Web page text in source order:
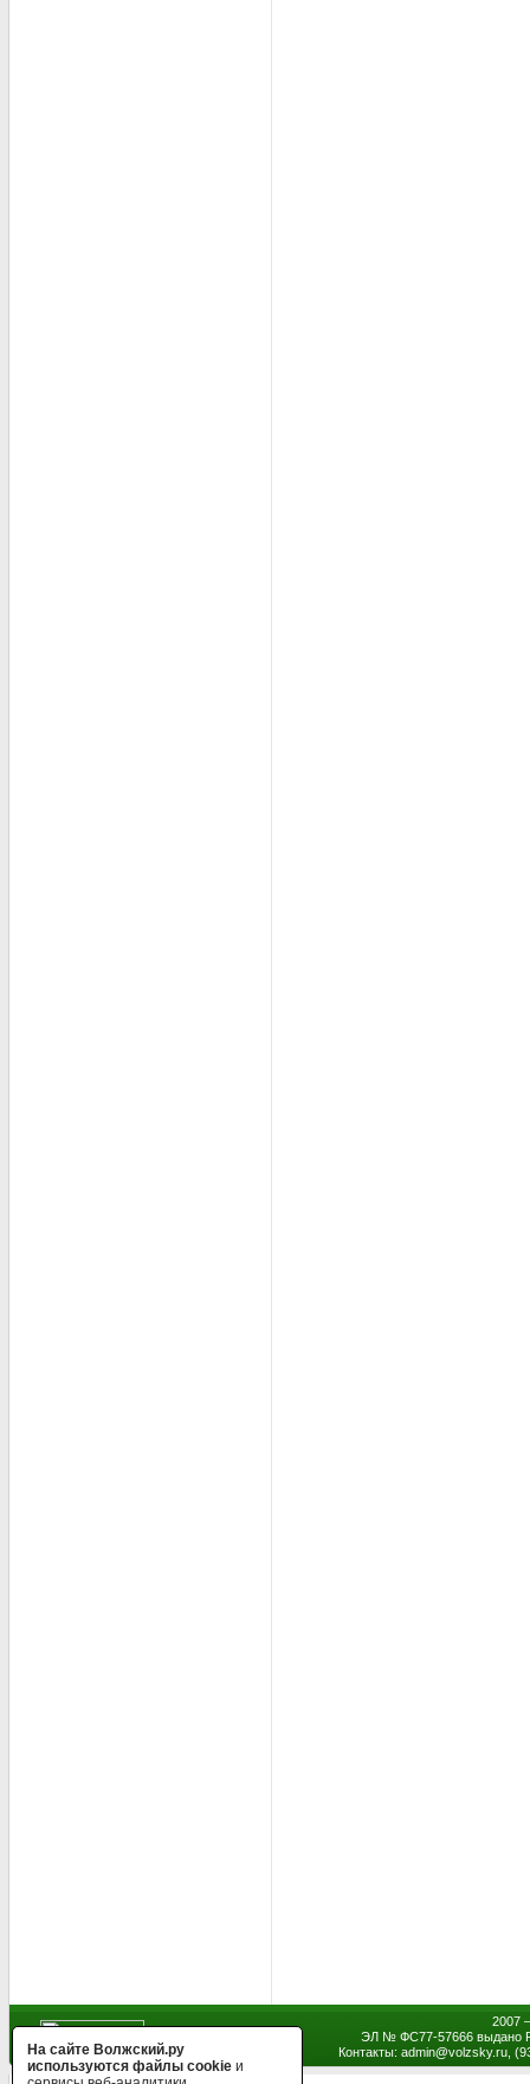
2007
ЭЛ № ФС77-57666 выдано
Контакты: admin@volzsky.ru,
На сайте Волжский.ру
используются файлы cookie и